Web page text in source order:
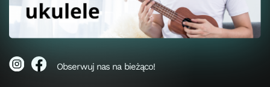
Obserwuj nas na bieżąco!